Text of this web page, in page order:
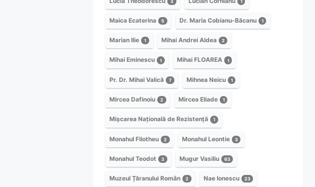
3 1
Maica Ecaterina 5 Dr. Maria Cobianu-Băcanu 1
Marian Ilie 1 Mihai Andrei Aldea 2
Mihai Eminescu 1 Mihai FLOAREA 1
Pr. Dr. Mihai Valică 7 Mihnea Neicu 1
Mircea Dafinoiu 2 Mircea Eliade 1
Mișcarea Națională de Rezistență 1
Monahul Filotheu 2 Monahul Leontie 3
Monahul Teodot 3 Mugur Vasiliu 63
Muzeul Țăranului Român 2 Nae Ionescu 23